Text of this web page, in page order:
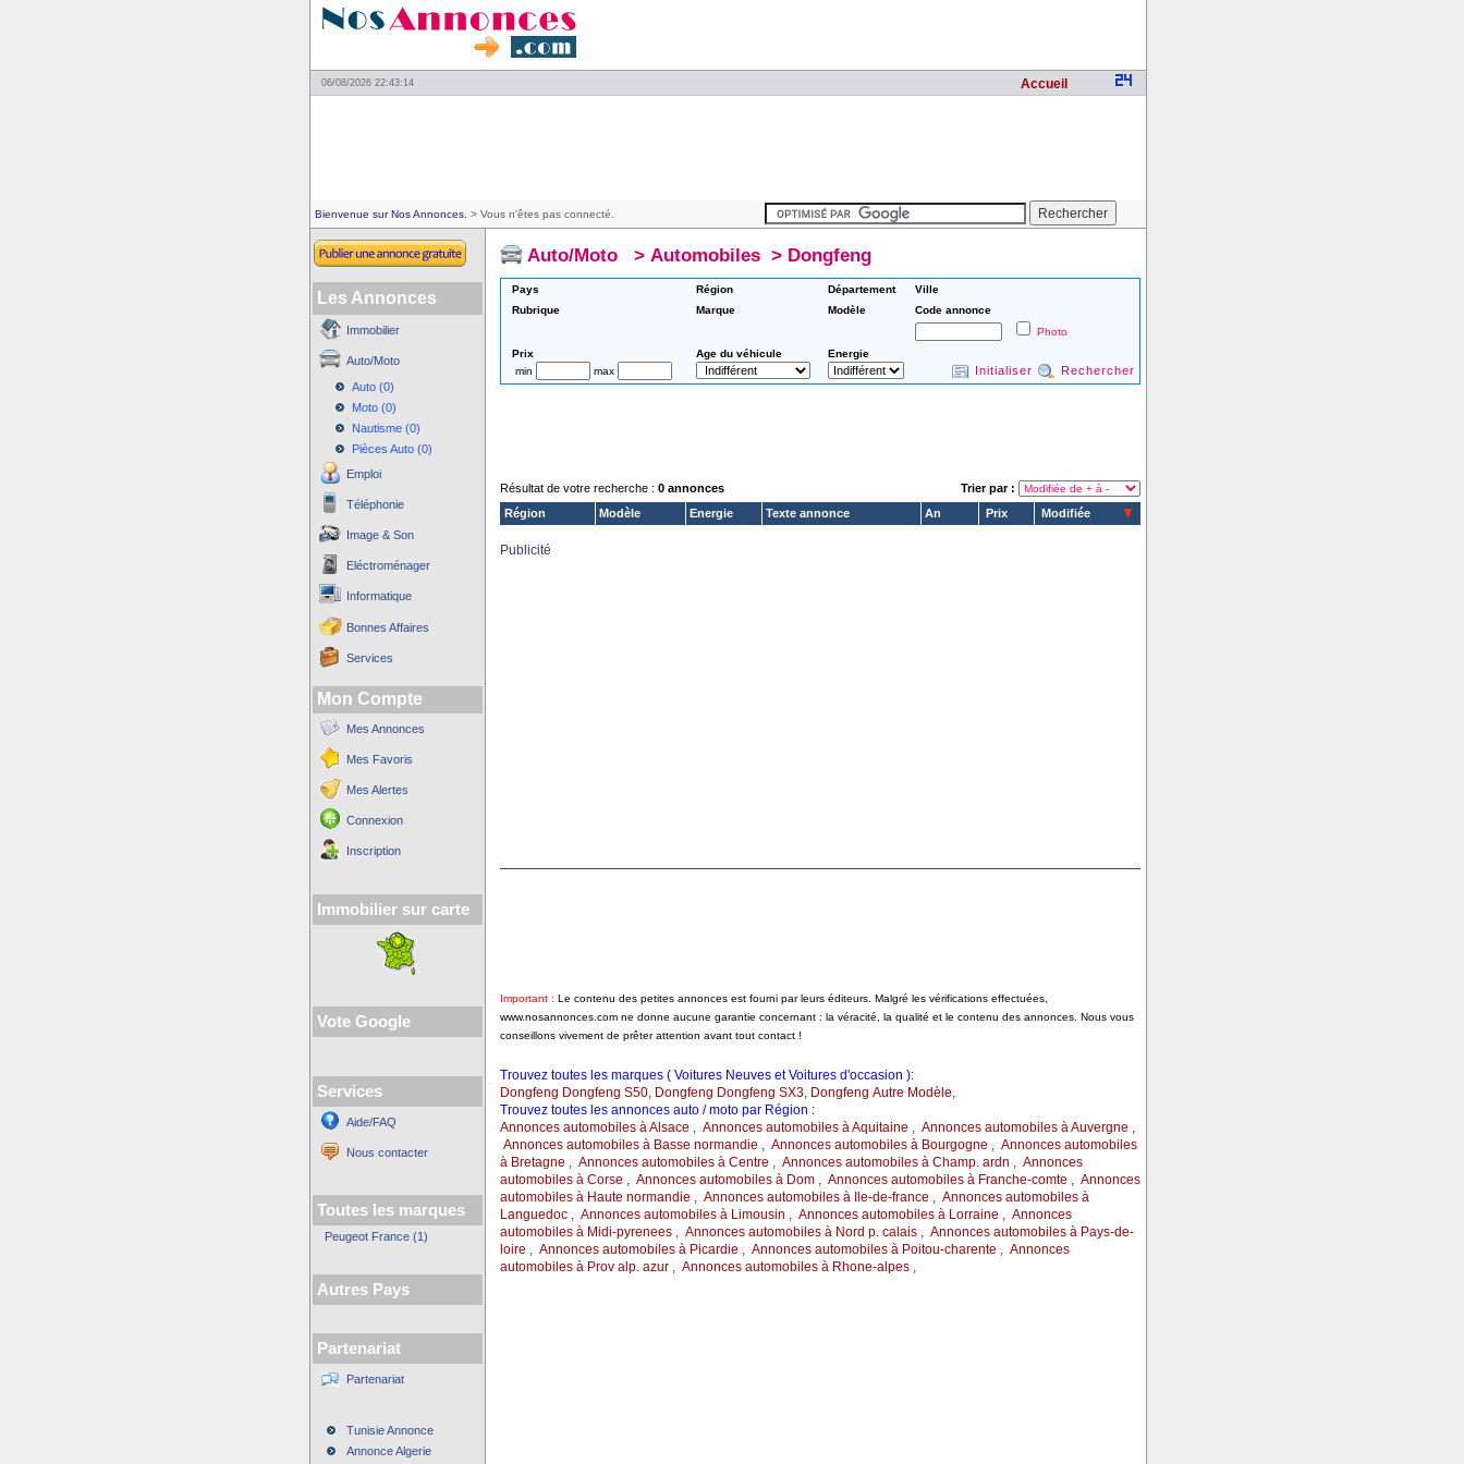
06/08/2026 22:43:14 Accueil
Bienvenue sur Nos Annonces. > Vous n'êtes pas connecté.
Les Annonces
Immobilier
Auto/Moto
Auto (0)
Moto (0)
Nautisme (0)
Pièces Auto (0)
Emploi
Téléphonie
Image & Son
Eléctroménager
Informatique
Bonnes Affaires
Services
Mon Compte
Mes Annonces
Mes Favoris
Mes Alertes
Connexion
Inscription
Immobilier sur carte
Vote Google
Services
Aide/FAQ
Nous contacter
Toutes les marques
Peugeot France (1)
Autres Pays
Partenariat
Partenariat
Tunisie Annonce
Annonce Algerie
Auto/Moto > Automobiles> Dongfeng
Pays Région Département
Ville
Rubrique
Marque Modèle
Code annonce
Photo
Prix
Age du véhicule
Energie
min
max Initialiser Rechercher
Résultat de votre recherche : 0 annonces
Trier par :
Région
Modèle Energie Texte annonce An Prix Modifiée
Publicité
Important : Le contenu des petites annonces est fourni par leurs éditeurs. Malgré les vérifications effectuées,
www.nosannonces.com ne donne aucune garantie concernant : la véracité, la qualité et le contenu des annonces. Nous vous
conseillons vivement de prêter attention avant tout contact !
Trouvez toutes les marques ( Voitures Neuves et Voitures d'occasion ):
Dongfeng Dongfeng S50, Dongfeng Dongfeng SX3, Dongfeng Autre Modèle,
Trouvez toutes les annonces auto / moto par Région :
Annonces automobiles à Alsace , Annonces automobiles à Aquitaine , Annonces automobiles à Auvergne ,
Annonces automobiles à Basse normandie , Annonces automobiles à Bourgogne , Annonces automobiles
à Bretagne , Annonces automobiles à Centre , Annonces automobiles à Champ. ardn , Annonces
automobiles à Corse , Annonces automobiles à Dom, Annonces automobiles à Franche-comte , Annonces
automobiles à Haute normandie , Annonces automobiles à Ile-de-france , Annonces automobiles à
Languedoc, Annonces automobiles à Limousin , Annonces automobiles à Lorraine , Annonces
automobiles à Midi-pyrenees, Annonces automobiles à Nord p. calais, Annonces automobiles à Pays-de-
loire , Annonces automobiles à Picardie , Annonces automobiles à Poitou-charente , Annonces
automobiles à Prov alp. azur, Annonces automobiles à Rhone-alpes,